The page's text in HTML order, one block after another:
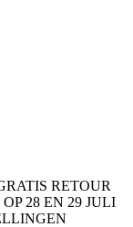
RETOUR
28 EN 29 JULI